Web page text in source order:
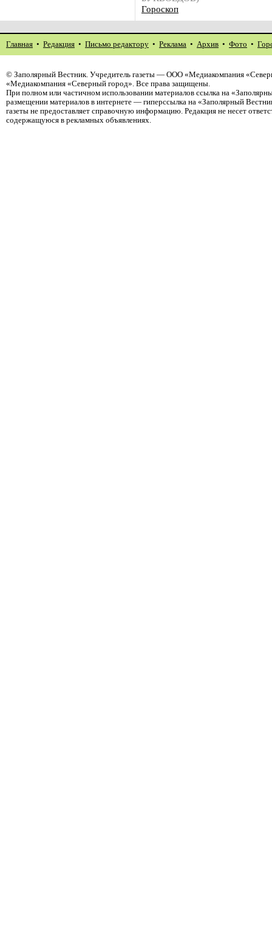
Гороскоп
Главная • Редакция • Письмо редактору • Реклама • Архив • Фото •
© Заполярный Вестник. Учредитель газеты — ООО «Медиакомпания
«Медиакомпания «Северный город». Все права защищены.
При полном или частичном использовании материалов ссылка на
размещении материалов в интернете — гиперссылка на «Заполярный
газеты не предоставляет справочную информацию. Редакция не несет
содержащуюся в рекламных объявлениях.